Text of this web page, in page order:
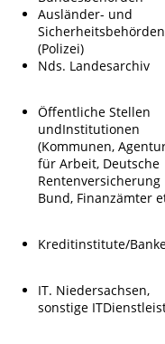
Ausländer- und
Sicherheitsbehörden
(Polizei)
Nds. Landesarchiv
Öffentliche Stellen
undInstitutionen
(Kommunen,
für Arbeit, Deutsche
Rentenversicherung
Bund, Finanzämter
Kreditinstitute/
IT. Niedersachsen,
sonstige